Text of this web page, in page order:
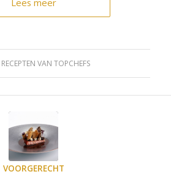
Lees meer
RECEPTEN VAN TOPCHEFS
VOORGERECHT